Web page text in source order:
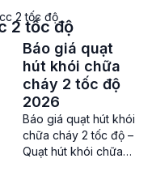
2 tốc độ
2 tốc độ
Báo giá quạt
hút khói chữa
cháy 2 tốc độ
2026
Báo giá quạt hút khói
chữa cháy 2 tốc độ –
Quạt hút khói chữa